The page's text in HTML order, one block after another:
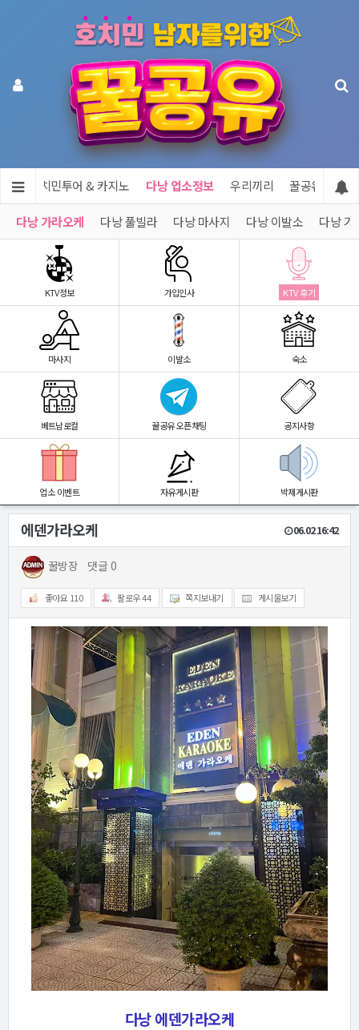
호치민투어 & 카지노 다낭 업소정보 우리끼리 꿀공유 제휴
다낭 가라오케 다낭 풀빌라 다낭 마사지 다낭 이발소 다낭 기
KTV정보 가입인사 KTV 후기
마사지 이발소 숙소
베트남로컬 꿀공유 오픈채팅 공지사항
업소 이벤트 자유게시판 박제게시판
에덴가라오케 06.02 16:42
꿀방장 댓글 0
좋아요 110 팔로우44 쪽지보내기 게시물보기
다낭 에덴가라오케